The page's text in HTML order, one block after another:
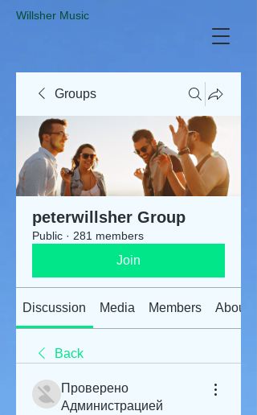
​Willsher Music
Groups
peterwillsher Group
Public · 281 members
Join
Discussion Media Members About
Back
Проверено
Администрацией